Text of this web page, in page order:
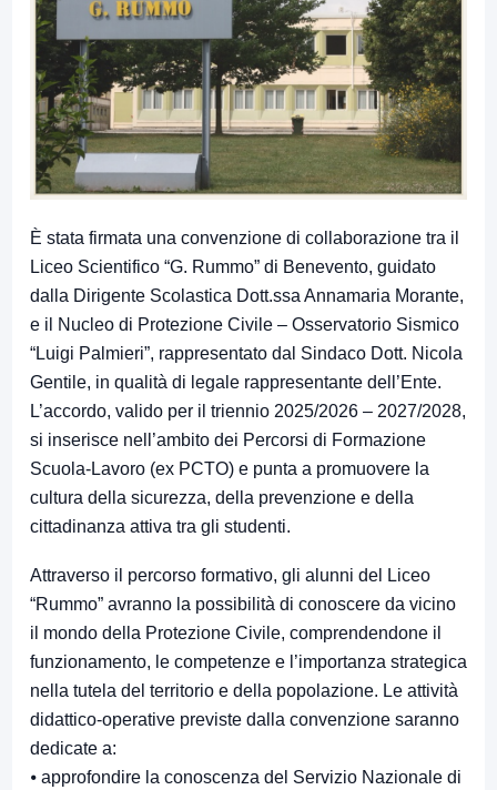
È stata firmata una convenzione di collaborazione tra il
Liceo Scientifico “G. Rummo” di Benevento, guidato
dalla Dirigente Scolastica Dott.ssa Annamaria Morante,
e il Nucleo di Protezione Civile – Osservatorio Sismico
“Luigi Palmieri”, rappresentato dal Sindaco Dott. Nicola
Gentile, in qualità di legale rappresentante dell’Ente.
L’accordo, valido per il triennio 2025/2026 – 2027/2028,
si inserisce nell’ambito dei Percorsi di Formazione
Scuola-Lavoro (ex PCTO) e punta a promuovere la
cultura della sicurezza, della prevenzione e della
cittadinanza attiva tra gli studenti.
Attraverso il percorso formativo, gli alunni del Liceo
“Rummo” avranno la possibilità di conoscere da vicino
il mondo della Protezione Civile, comprendendone il
funzionamento, le competenze e l’importanza strategica
nella tutela del territorio e della popolazione. Le attività
didattico-operative previste dalla convenzione saranno
dedicate a:
⦁ approfondire la conoscenza del Servizio Nazionale di